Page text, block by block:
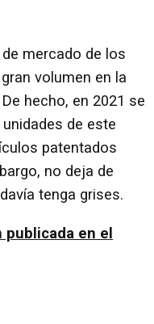
mercado de los
volumen en la
hecho, en 2021 se
de este
patentados
no deja de
tenga grises.
en el